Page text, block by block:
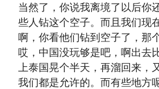
当然了，你说我离境了以后你
些人钻这个空子。而且我们现
啊，你看他们钻到空子了，那
哎，中国没玩够是吧，啊出去
上泰国晃个半天，再溜回来，
我们都是允许的。而有些地方